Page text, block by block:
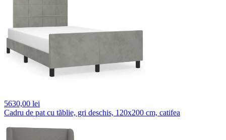
5630,00 lei
Cadru de pat cu tăblie, gri deschis, 120x200 cm, catifea